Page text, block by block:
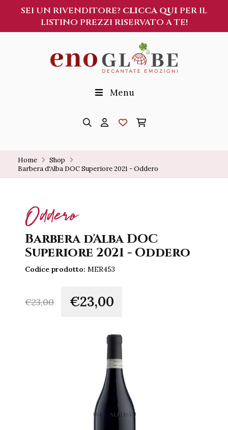
SEI UN RIVENDITORE? CLICCA QUI PER IL
LISTINO PREZZI RISERVATO A TE!
Menu
Home
Shop
Barbera d'Alba DOC Superiore 2021 - Oddero
Oddero
Barbera d'Alba DOC
Superiore 2021 - Oddero
Codice prodotto: MER453
€23,00 €23,00